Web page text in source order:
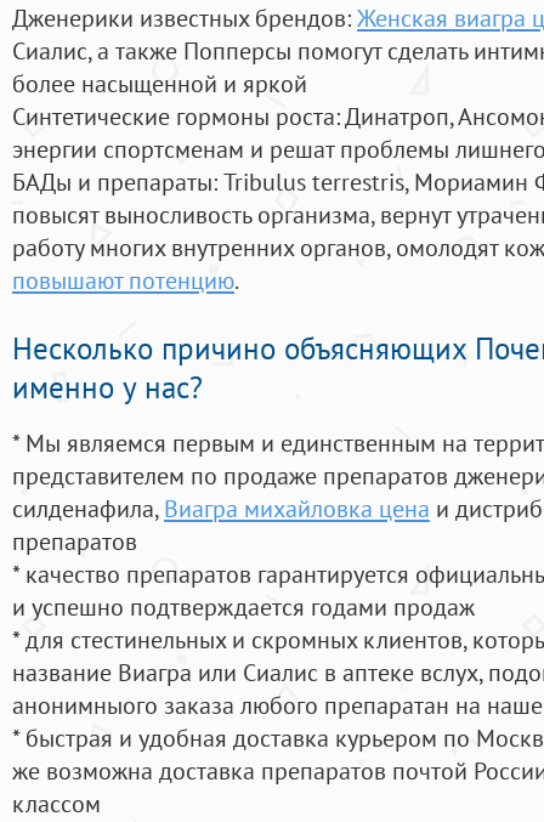
Дженерики известных брендов:Женская виагра
Сиалис, а также Попперсы помогут сделать
более насыщенной и яркой
Синтетические гормоны роста: Динатроп,
энергии спортсменам и решат проблемы
БАДы и препараты:Tribulus terrestris, Мориамин
повысят выносливость организма, вернут
работу многих внутренних органов, омолодят
повышают потенцию.
Несколько причино объясняющих
именно у нас?
* Мы являемся первым и единственным на
представителем по продаже препаратов
силденафила, Виагра михайловка цена и
препаратов
* качество препаратов гарантируется
и успешно подтверждается годами продаж
* для стестинельных и скромных клиентов,
название Виагра или Сиалис в аптеке вслух,
анонимныого заказа любого препаратан на
* быстрая и удобная доставка курьером по
же возможна доставка препаратов почтой
классом